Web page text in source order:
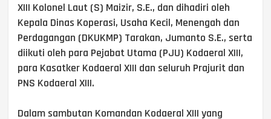
XIII Kolonel Laut (S) Maizir, S.E., dan dihadiri oleh
Kepala Dinas Koperasi, Usaha Kecil, Menengah dan
Perdagangan (DKUKMP) Tarakan, Jumanto S.E., serta
diikuti oleh para Pejabat Utama (PJU) Kodaeral XIII,
para Kasatker Kodaeral XIII dan seluruh Prajurit dan
PNS Kodaeral XIII.
‎Dalam sambutan Komandan Kodaeral XIII yang